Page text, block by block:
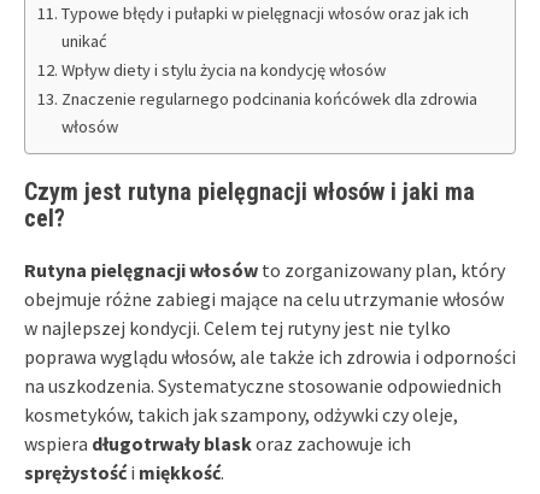
Typowe błędy i pułapki w pielęgnacji włosów oraz jak ich
unikać
Wpływ diety i stylu życia na kondycję włosów
Znaczenie regularnego podcinania końcówek dla zdrowia
włosów
Czym jest rutyna pielęgnacji włosów i jaki ma
cel?
Rutyna pielęgnacji włosów to zorganizowany plan, który
obejmuje różne zabiegi mające na celu utrzymanie włosów
w najlepszej kondycji. Celem tej rutyny jest nie tylko
poprawa wyglądu włosów, ale także ich zdrowia i odporności
na uszkodzenia. Systematyczne stosowanie odpowiednich
kosmetyków, takich jak szampony, odżywki czy oleje,
wspiera długotrwały blaskoraz zachowuje ich
sprężystośći miękkość.